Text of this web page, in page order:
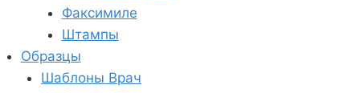
Факсимиле
Штампы
Образцы
Шаблоны Врач